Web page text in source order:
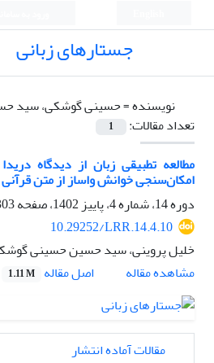
جستارهای زبانی
نویسنده =حسینی گوشکی، سید
تعداد مقالات:
1
مطالعه تطبیقی زبان از دیدگاه
امکان‌سنجی خوانش واساز از متن قرآنی
دوره 14، شماره 4، پاییز 1402، صفحه
342
10.29252/LRR.14.4.10
خلیل پروینی، سید حسین حسینی
مشاهده مقاله
اصل مقاله 1.11 M
مقالات آماده انتشار